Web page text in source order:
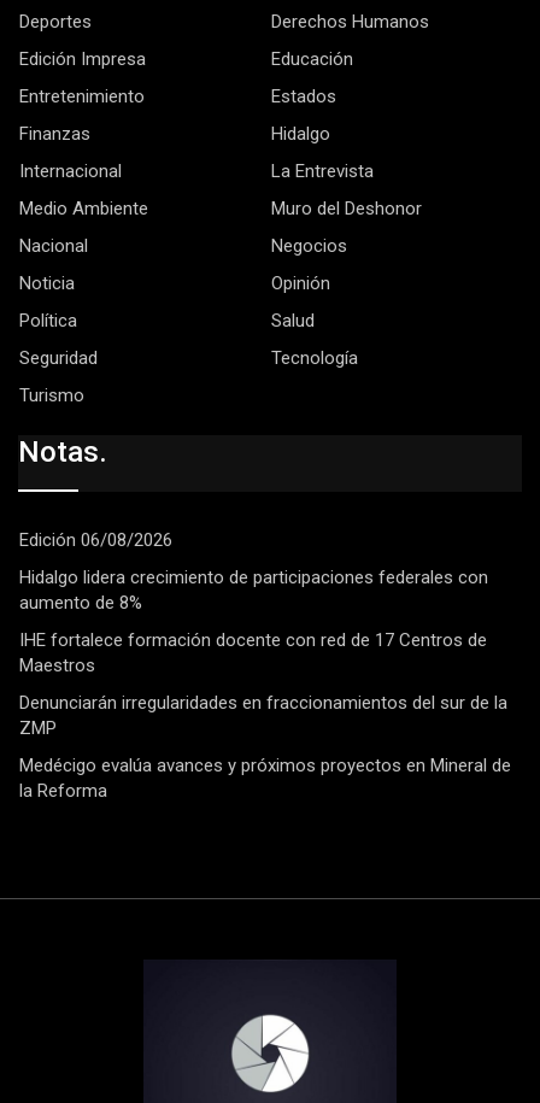
Deportes
Derechos Humanos
Edición Impresa
Educación
Entretenimiento
Estados
Finanzas
Hidalgo
Internacional
La Entrevista
Medio Ambiente
Muro del Deshonor
Nacional
Negocios
Noticia
Opinión
Política
Salud
Seguridad
Tecnología
Turismo
Notas.
Edición 06/08/2026
Hidalgo lidera crecimiento de participaciones federales con
aumento de 8%
IHE fortalece formación docente con red de 17 Centros de
Maestros
Denunciarán irregularidades en fraccionamientos del sur de la
ZMP
Medécigo evalúa avances y próximos proyectos en Mineral de
la Reforma